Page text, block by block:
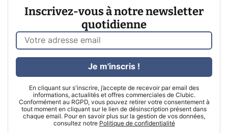
Inscrivez-vous à notre newsletter
quotidienne
En cliquant sur s'inscrire, j’accepte de recevoir par email des
informations, actualités et offres commerciales de Clubic.
Conformément au RGPD, vous pouvez retirer votre consentement à
tout moment en cliquant sur le lien de désinscription présent dans
chaque email. Pour en savoir plus sur la gestion de vos données,
consultez notre Politique de confidentialité
Je m'inscris !